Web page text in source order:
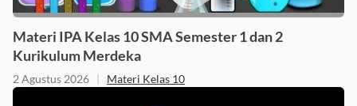
Materi IPA Kelas 10 SMA Semester 1 dan 2
Kurikulum Merdeka
2 Agustus 2026 | Materi Kelas 10